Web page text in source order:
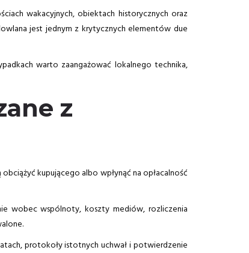
wakacyjnych, obiektach historycznych oraz
jest jednym z krytycznych elementów due
warto zaangażować lokalnego technika,
z
kupującego albo wpłynąć na opłacalność
wobec wspólnoty, koszty mediów, rozliczenia
protokoły istotnych uchwał i potwierdzenie